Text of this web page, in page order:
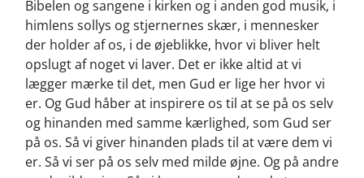
Bibelen og sangene i kirken og i anden god musik, i
himlens sollys og stjernernes skær, i mennesker
der holder af os, i de øjeblikke, hvor vi bliver helt
opslugt af noget vi laver. Det er ikke altid at vi
lægger mærke til det, men Gud er lige her hvor vi
er. Og Gud håber at inspirere os til at se på os selv
og hinanden med samme kærlighed, som Gud ser
på os. Så vi giver hinanden plads til at være dem vi
er. Så vi ser på os selv med milde øjne. Og på andre